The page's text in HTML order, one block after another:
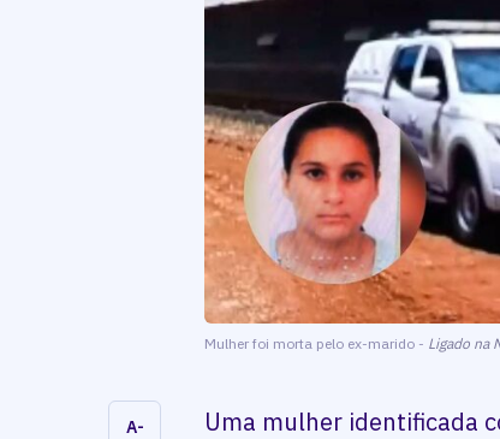
Mulher foi morta pelo ex-marido - Ligado na
A-
Uma mulher identificada